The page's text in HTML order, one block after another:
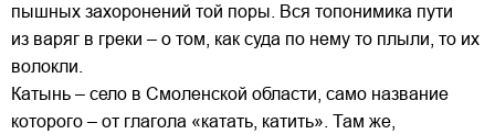
пышных захоронений той поры. Вся топонимика пути
из варяг в греки – о том, как суда по нему то плыли, то их
волокли.
Катынь – село в Смоленской области, само название
которого – от глагола «катать, катить». Там же,